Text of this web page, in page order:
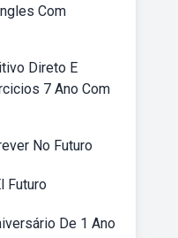
Com
Direto E
7 Ano Com
No Futuro
Futuro
De 1 Ano